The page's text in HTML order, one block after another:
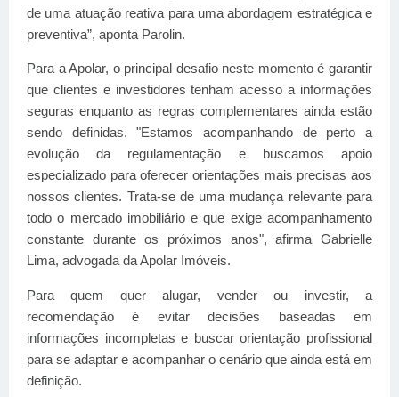
de uma atuação reativa para uma abordagem estratégica e
preventiva”, aponta Parolin.
Para a Apolar, o principal desafio neste momento é garantir
que clientes e investidores tenham acesso a informações
seguras enquanto as regras complementares ainda estão
sendo definidas. "Estamos acompanhando de perto a
evolução da regulamentação e buscamos apoio
especializado para oferecer orientações mais precisas aos
nossos clientes. Trata-se de uma mudança relevante para
todo o mercado imobiliário e que exige acompanhamento
constante durante os próximos anos", afirma Gabrielle
Lima, advogada da Apolar Imóveis.
Para quem quer alugar, vender ou investir, a
recomendação é evitar decisões baseadas em
informações incompletas e buscar orientação profissional
para se adaptar e acompanhar o cenário que ainda está em
definição.